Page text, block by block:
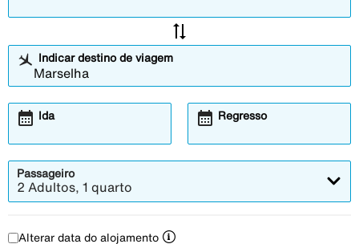
sync_alt
Indicar destino de viagem
Ida
calendar_month Regresso
calendar_month
Passageiro
2 Adultos, 1 quarto
Alterar data do alojamento